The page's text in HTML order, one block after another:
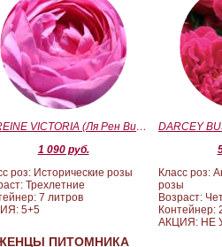
LA REINE VICTORIA (Ля Рен Виктория)
1 090 руб.
роз: Исторические розы
Трехлетние
7 литров
5+5
Класс роз:
розы
Возраст:
Контейнер:
АКЦИЯ: НЕ
ПИТОМНИКА